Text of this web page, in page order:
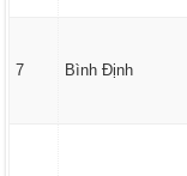
7 Bình Định